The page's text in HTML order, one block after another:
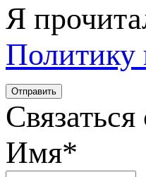
Я
Политику
Имя*